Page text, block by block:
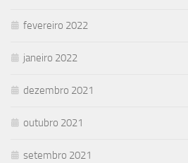
fevereiro 2022
janeiro 2022
dezembro 2021
outubro 2021
setembro 2021